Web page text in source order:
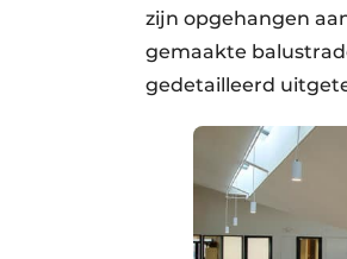
zijn opgehangen
gemaakte
gedetailleerd